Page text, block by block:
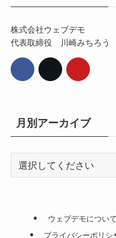
株式会社ウェブデモ
代表取締役 川崎みちろう
月別アーカイブ
ウェブデモについ
プライバシーポリシ